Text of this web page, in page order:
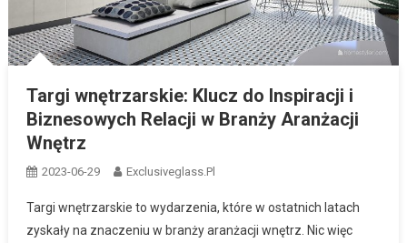
Targi wnętrzarskie: Klucz do Inspiracji i
Biznesowych Relacji w Branży Aranżacji
Wnętrz
2023-06-29 Exclusiveglass.pl
Targi wnętrzarskie to wydarzenia, które w ostatnich latach
zyskały na znaczeniu w branży aranżacji wnętrz. Nic więc